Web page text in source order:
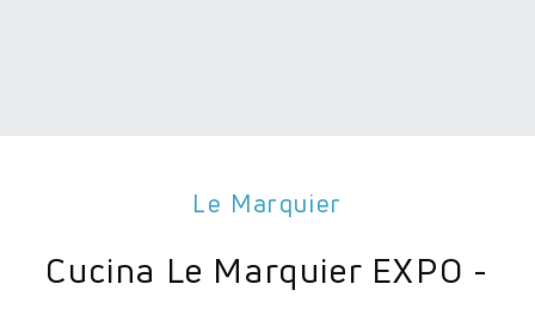
Le Marquier
Cucina Le Marquier EXPO -